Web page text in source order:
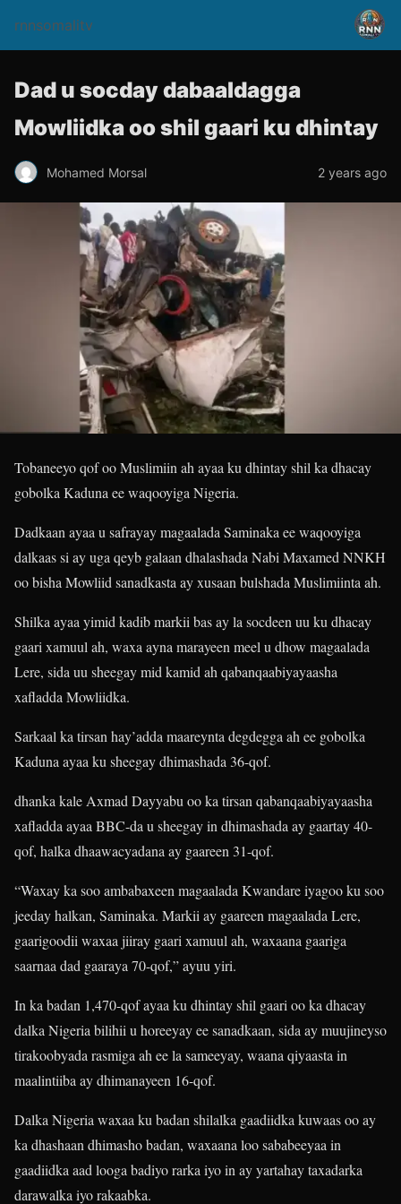
rnnsomalitv
Dad u socday dabaaldagga
Mowliidka oo shil gaari ku dhintay
Mohamed Morsal 2 years ago
Tobaneeyo qof oo Muslimiin ah ayaa ku dhintay shil ka dhacay
gobolka Kaduna ee waqooyiga Nigeria.
Dadkaan ayaa u safrayay magaalada Saminaka ee waqooyiga
dalkaas si ay uga qeyb galaan dhalashada Nabi Maxamed NNKH
oo bisha Mowliid sanadkasta ay xusaan bulshada Muslimiinta ah.
Shilka ayaa yimid kadib markii bas ay la socdeen uu ku dhacay
gaari xamuul ah, waxa ayna marayeen meel u dhow magaalada
Lere, sida uu sheegay mid kamid ah qabanqaabiyayaasha
xafladda Mowliidka.
Sarkaal ka tirsan hay’adda maareynta degdegga ah ee gobolka
Kaduna ayaa ku sheegay dhimashada 36-qof.
dhanka kale Axmad Dayyabu oo ka tirsan qabanqaabiyayaasha
xafladda ayaa BBC-da u sheegay in dhimashada ay gaartay 40-
qof, halka dhaawacyadana ay gaareen 31-qof.
“Waxay ka soo ambabaxeen magaalada Kwandare iyagoo ku soo
jeeday halkan, Saminaka. Markii ay gaareen magaalada Lere,
gaarigoodii waxaa jiiray gaari xamuul ah, waxaana gaariga
saarnaa dad gaaraya 70-qof,” ayuu yiri.
In ka badan 1,470-qof ayaa ku dhintay shil gaari oo ka dhacay
dalka Nigeria bilihii u horeeyay ee sanadkaan, sida ay muujineyso
tirakoobyada rasmiga ah ee la sameeyay, waana qiyaasta in
maalintiiba ay dhimanayeen 16-qof.
Dalka Nigeria waxaa ku badan shilalka gaadiidka kuwaas oo ay
ka dhashaan dhimasho badan, waxaana loo sababeeyaa in
gaadiidka aad looga badiyo rarka iyo in ay yartahay taxadarka
darawalka iyo rakaabka.